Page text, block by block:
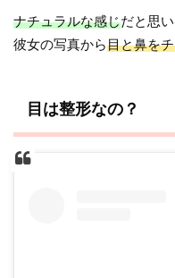
ナチュラルな感じだと思
彼女の写真から目と鼻を
目は整形なの？